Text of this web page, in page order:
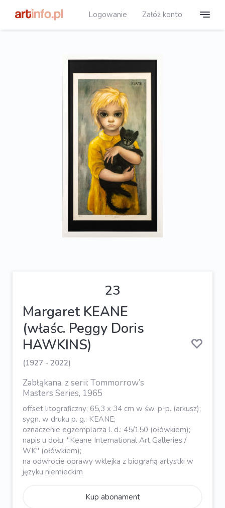
Logowanie Załóż konto
23
Margaret KEANE
(właśc. Peggy Doris
HAWKINS)
(1927 - 2022)
Zabłąkana, z serii: Tommorrow’s
Masters Series, 1965
offset litograficzny; 65,3 x 34 cm w św. p-p. (arkusz);
sygn. w druku p. g.: KEANE;
oznaczenie egzemplarza l. d.: 45/150 (ołówkiem);
napis u dołu: "Keane International Art Galleries /
WK" (ołówkiem);
na odwrocie oprawy wklejka z biografią artystki w
języku niemieckim
Kup abonament